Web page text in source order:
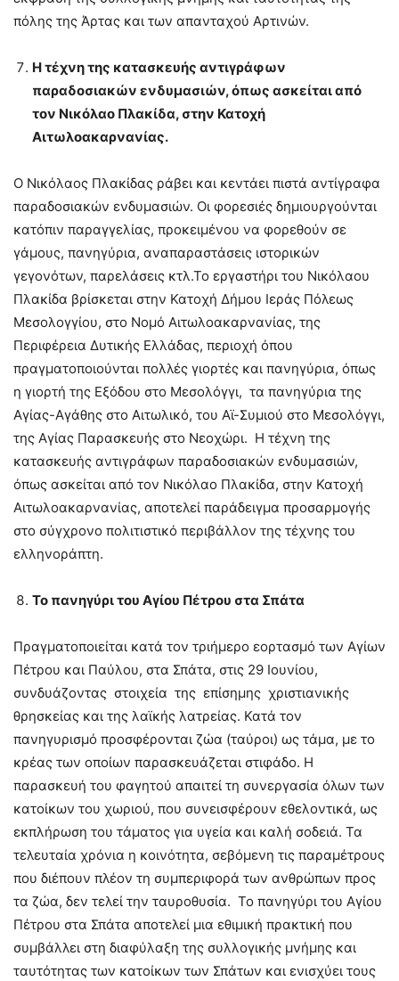
πόλης της Άρτας και των απανταχού Αρτινών.
Η τέχνη της κατασκευής αντιγράφων
παραδοσιακών ενδυμασιών, όπως ασκείται από
τον Νικόλαο Πλακίδα, στην Κατοχή
Αιτωλοακαρνανίας.
Ο Νικόλαος Πλακίδας ράβει και κεντάει πιστά αντίγραφα
παραδοσιακών ενδυμασιών. Οι φορεσιές δημιουργούνται
κατόπιν παραγγελίας, προκειμένου να φορεθούν σε
γάμους, πανηγύρια, αναπαραστάσεις ιστορικών
γεγονότων, παρελάσεις κτλ.Το εργαστήρι του Νικόλαου
Πλακίδα βρίσκεται στην Κατοχή Δήμου Ιεράς Πόλεως
Μεσολογγίου, στο Νομό Αιτωλοακαρνανίας, της
Περιφέρεια Δυτικής Ελλάδας, περιοχή όπου
πραγματοποιούνται πολλές γιορτές και πανηγύρια, όπως
η γιορτή της Εξόδου στο Μεσολόγγι, τα πανηγύρια της
Αγίας-Αγάθης στο Αιτωλικό, του Αϊ-Συμιού στο Μεσολόγγι,
της Αγίας Παρασκευής στο Νεοχώρι. Η τέχνη της
κατασκευής αντιγράφων παραδοσιακών ενδυμασιών,
όπως ασκείται από τον Νικόλαο Πλακίδα, στην Κατοχή
Αιτωλοακαρνανίας, αποτελεί παράδειγμα προσαρμογής
στο σύγχρονο πολιτιστικό περιβάλλον της τέχνης του
ελληνοράπτη.
Το πανηγύρι του Αγίου Πέτρου στα Σπάτα
Πραγματοποιείται κατά τον τριήμερο εορτασμό των Αγίων
Πέτρου και Παύλου, στα Σπάτα, στις 29 Ιουνίου,
συνδυάζοντας στοιχεία της επίσημης χριστιανικής
θρησκείας και της λαϊκής λατρείας. Κατά τον
πανηγυρισμό προσφέρονται ζώα (ταύροι) ως τάμα, με το
κρέας των οποίων παρασκευάζεται στιφάδο. Η
παρασκευή του φαγητού απαιτεί τη συνεργασία όλων των
κατοίκων του χωριού, που συνεισφέρουν εθελοντικά, ως
εκπλήρωση του τάματος για υγεία και καλή σοδειά. Τα
τελευταία χρόνια η κοινότητα, σεβόμενη τις παραμέτρους
που διέπουν πλέον τη συμπεριφορά των ανθρώπων προς
τα ζώα, δεν τελεί την ταυροθυσία. Το πανηγύρι του Αγίου
Πέτρου στα Σπάτα αποτελεί μια εθιμική πρακτική που
συμβάλλει στη διαφύλαξη της συλλογικής μνήμης και
ταυτότητας των κατοίκων των Σπάτων και ενισχύει τους